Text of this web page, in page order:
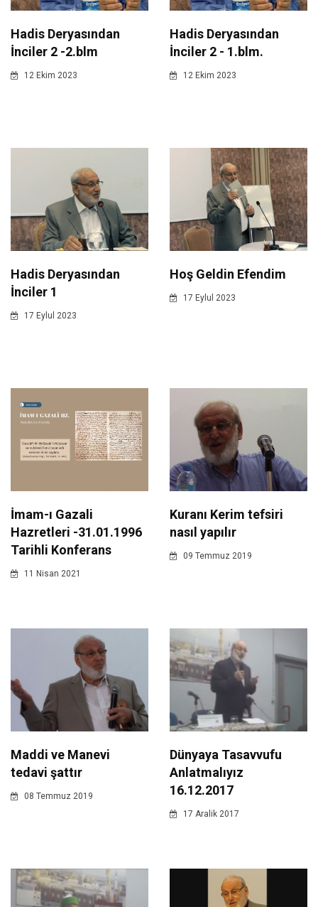
Hadis Deryasından
İnciler 2 -2.blm
12 Ekim 2023
Hadis Deryasından
İnciler 2 - 1.blm.
12 Ekim 2023
Hadis Deryasından
İnciler 1
17 Eylul 2023
Hoş Geldin Efendim
17 Eylul 2023
İmam-ı Gazali
Hazretleri -31.01.1996
Tarihli Konferans
11 Nisan 2021
Kuranı Kerim tefsiri
nasıl yapılır
09 Temmuz 2019
Maddi ve Manevi
tedavi şattır
08 Temmuz 2019
Dünyaya Tasavvufu
Anlatmalıyız
16.12.2017
17 Aralik 2017